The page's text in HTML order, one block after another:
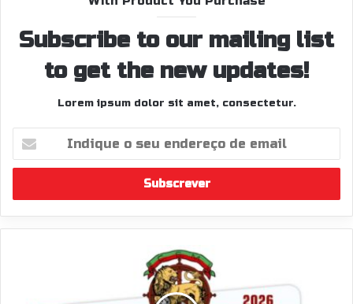
Subscribe to our mailing list
to get the new updates!
Lorem ipsum dolor sit amet, consectetur.
seu
de
email